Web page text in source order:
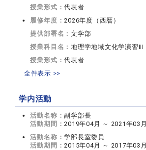
授業形式：代表者
履修年度：2026年度（西暦）
提供部署名：文学部
授業科目名：地理学地域文化学演習III
授業形式：代表者
全件表示 >>
学内活動
活動名称：副学部長
活動期間：2019年04月 ～ 2021年03月
活動名称：学部長室委員
活動期間：2015年04月 ～ 2017年03月